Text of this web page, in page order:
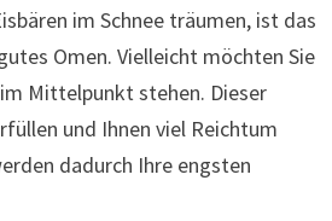
im Schnee träumen, ist das
Omen. Vielleicht möchten Sie
Mittelpunkt stehen. Dieser
und Ihnen viel Reichtum
dadurch Ihre engsten